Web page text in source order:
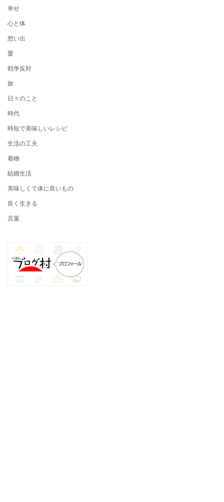
幸せ
心と体
想い出
愛
戦争反対
旅
日々のこと
時代
時短で美味しいレシピ
生活の工夫
着物
結婚生活
美味しくて体に良いもの
良く生きる
言葉